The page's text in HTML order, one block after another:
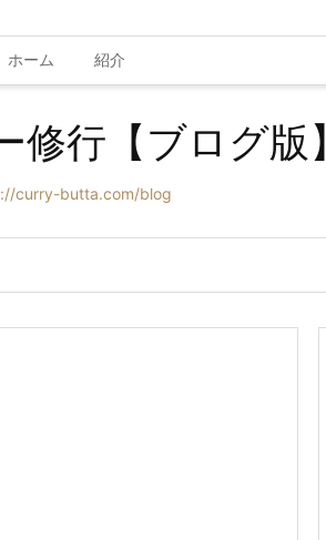
ホーム 紹介
修行【ブログ版】
curry-butta.com/blog